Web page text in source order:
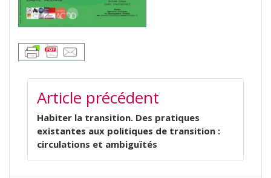
NAVIGATION
DE
L’ARTICLE
Article précédent
Habiter la transition. Des pratiques
existantes aux politiques de transition :
circulations et ambiguïtés